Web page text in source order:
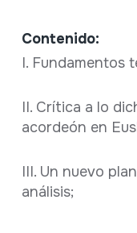
Contenido:
I. Fundamentos
II. Crítica a lo
acordeón en
III. Un nuevo
análisis;